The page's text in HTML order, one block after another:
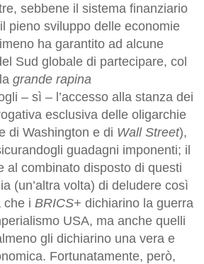
sebbene il sistema finanziario
pieno sviluppo delle economie
ha garantito ad alcune
Sud globale di partecipare, col
grande rapina
– sì – l’accesso alla stanza dei
esclusiva delle oligarchie
di Washington e di Wall Street),
guadagni imponenti; il
al combinato disposto di questi
(un’altra volta) di deludere così
che i BRICS+ dichiarino la guerra
USA, ma anche quelli
gli dichiarino una vera e
Fortunatamente, però,